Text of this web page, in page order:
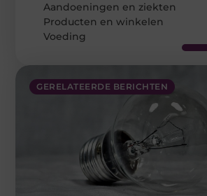
GERELATEERDE BERICHTEN
Aandoeningen en ziekten
Producten en winkelen
Voeding